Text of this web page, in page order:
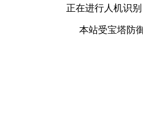
正在进行人机识
本站受宝塔防